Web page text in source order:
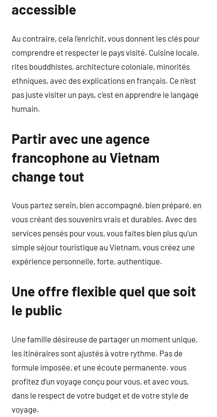
accessible
Au contraire, cela l’enrichit, vous donnent les clés pour
comprendre et respecter le pays visité. Cuisine locale,
rites bouddhistes, architecture coloniale, minorités
ethniques, avec des explications en français. Ce n’est
pas juste visiter un pays, c’est en apprendre le langage
humain.
Partir avec une agence
francophone au Vietnam
change tout
Vous partez serein, bien accompagné, bien préparé, en
vous créant des souvenirs vrais et durables. Avec des
services pensés pour vous, vous faites bien plus qu’un
simple séjour touristique au Vietnam, vous créez une
expérience personnelle, forte, authentique.
Une offre flexible quel que soit
le public
Une famille désireuse de partager un moment unique,
les itinéraires sont ajustés à votre rythme. Pas de
formule imposée, et une écoute permanente. vous
profitez d’un voyage conçu pour vous, et avec vous,
dans le respect de votre budget et de votre style de
voyage.